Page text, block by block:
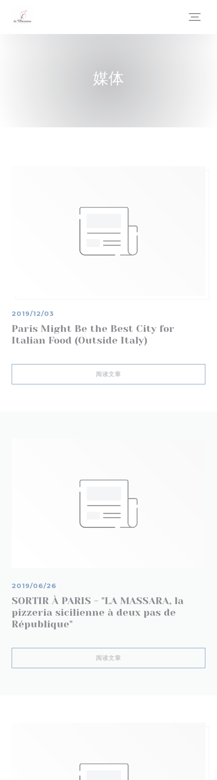
媒体
Paris Might Be the Best City for
Italian Food (Outside Italy)
2019/12/03
阅读文章((在新窗口中打开))
SORTIR À PARIS - "LA MASSARA, la
pizzeria sicilienne à deux pas de
République"
2019/06/26
阅读文章((在新窗口中打开))